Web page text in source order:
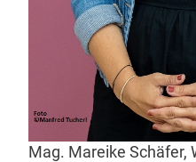
Mag. Mareike Schäfer,